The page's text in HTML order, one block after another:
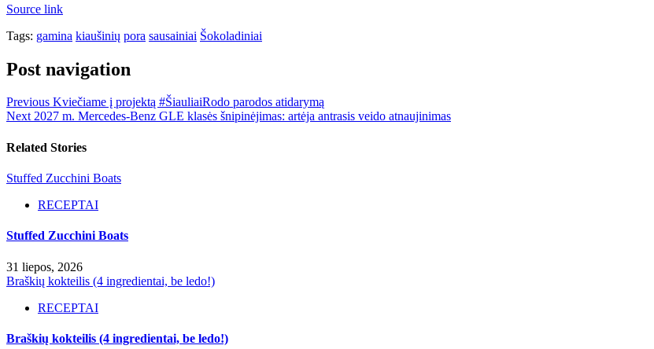
Source link
Tags: gamina kiaušinių pora sausainiai Šokoladiniai
Post navigation
Previous Kviečiame į projektą #ŠiauliaiRodo parodos atidarymą
Next2027 m. Mercedes-Benz GLE klasės šnipinėjimas: artėja antrasis veido atnaujinimas
Related Stories
Stuffed Zucchini Boats
RECEPTAI
Stuffed Zucchini Boats
31 liepos, 2026
Braškių kokteilis (4 ingredientai, be ledo!)
RECEPTAI
Braškių kokteilis (4 ingredientai, be ledo!)